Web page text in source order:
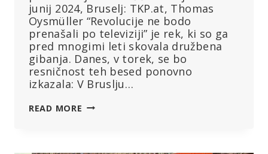
junij 2024, Bruselj: TKP.at, Thomas
Oysmüller “Revolucije ne bodo
prenašali po televiziji” je rek, ki so ga
pred mnogimi leti skovala družbena
gibanja. Danes, v torek, se bo
resničnost teh besed ponovno
izkazala: V Bruslju…
READ MORE ZGODOVINSKE